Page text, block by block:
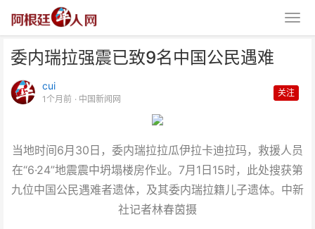
委内瑞拉强震已致9名中国公民遇难
cui
1个月前 · 中国新闻网
关注
当地时间6月30日，委内瑞拉拉瓜伊拉卡迪拉玛，救援人员
在“6·24”地震震中坍塌楼房作业。7月1日15时，此处搜获第
九位中国公民遇难者遗体，及其委内瑞拉籍儿子遗体。中新
社记者林春茵摄
委内瑞拉强震已致9名中国公民遇
难